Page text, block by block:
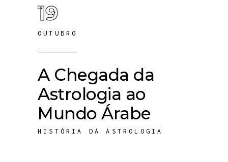
19
OUTUBRO
A Chegada da
Astrologia ao
Mundo Árabe
HISTÓRIA DA ASTROLOGIA